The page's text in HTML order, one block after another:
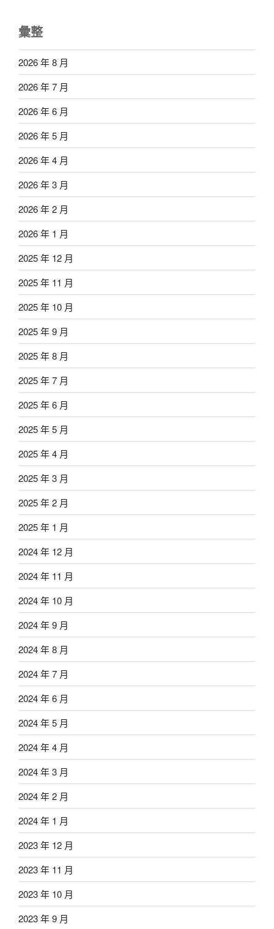
彙整
2026 年 8 月
2026 年 7 月
2026 年 6 月
2026 年 5 月
2026 年 4 月
2026 年 3 月
2026 年 2 月
2026 年 1 月
2025 年 12 月
2025 年 11 月
2025 年 10 月
2025 年 9 月
2025 年 8 月
2025 年 7 月
2025 年 6 月
2025 年 5 月
2025 年 4 月
2025 年 3 月
2025 年 2 月
2025 年 1 月
2024 年 12 月
2024 年 11 月
2024 年 10 月
2024 年 9 月
2024 年 8 月
2024 年 7 月
2024 年 6 月
2024 年 5 月
2024 年 4 月
2024 年 3 月
2024 年 2 月
2024 年 1 月
2023 年 12 月
2023 年 11 月
2023 年 10 月
2023 年 9 月